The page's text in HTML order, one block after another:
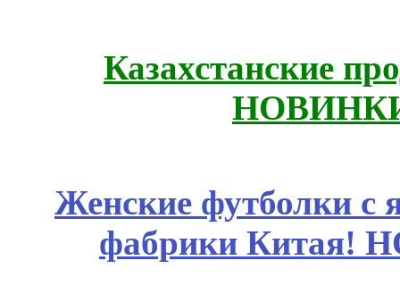
Казахстанские
Женские футболки с
фабрики Китая!